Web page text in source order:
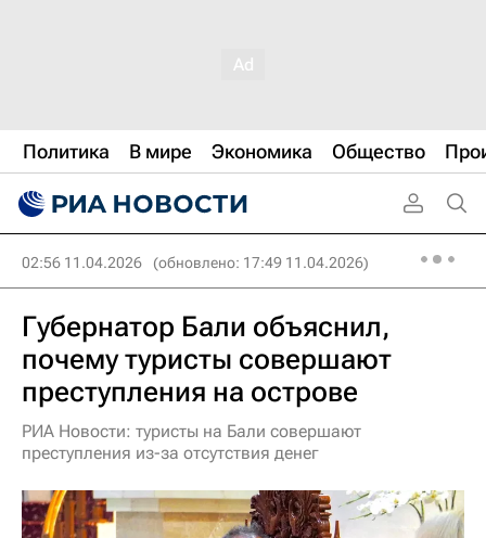
Политика В мире Экономика Общество
02:56 11.04.2026 (обновлено: 17:49 11.04.2026)
Губернатор Бали объяснил,
почему туристы совершают
преступления на острове
РИА Новости: туристы на Бали совершают
преступления из-за отсутствия денег